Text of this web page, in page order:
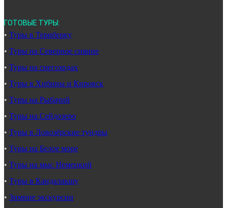
ГОТОВЫЕ ТУРЫ:
• Туры в Териберку
• Туры на Северное сияние
• Туры на снегоходах
• Туры в Хибины и Кировск
• Туры на Рыбачий
• Туры на Сейдозеро
• Туры в Ловозёрские тундры
• Туры на Белое море
• Туры на мыс Немецкий
• Туры в Кандалакшу
• Зимние экскурсии